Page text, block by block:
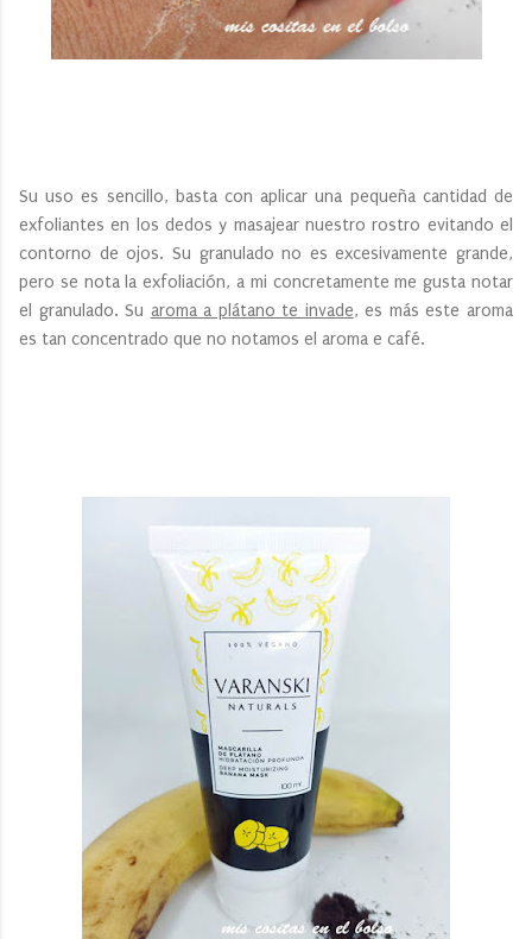
Su uso es sencillo, basta con aplicar una pequeña cantidad de
exfoliantes en los dedos y masajear nuestro rostro evitando el
contorno de ojos. Su granulado no es excesivamente grande,
pero se nota la exfoliación, a mi concretamente me gusta notar
el granulado. Su aroma a plátano te invade, es más este aroma
es tan concentrado que no notamos el aroma e café.